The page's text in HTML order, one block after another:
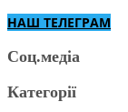
НАШ ТЕЛЕГРАМ
Соц.медіа
Категорії